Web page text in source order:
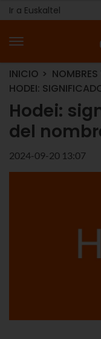
Ir a Euskaltel
INICIO
HODEI:
Hodei:
del
2024-09-20 13:07